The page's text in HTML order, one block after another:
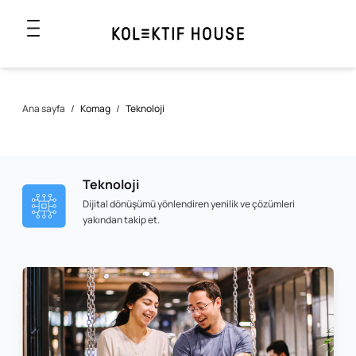
Ana sayfa / Komag / Teknoloji
Teknoloji
Dijital dönüşümü yönlendiren yenilik ve çözümleri
yakından takip et.